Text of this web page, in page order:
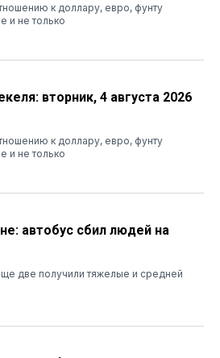
к доллару, евро, фунту
и не только
вторник, 4 августа 2026
к доллару, евро, фунту
и не только
автобус сбил людей на
две получили тяжелые и средней